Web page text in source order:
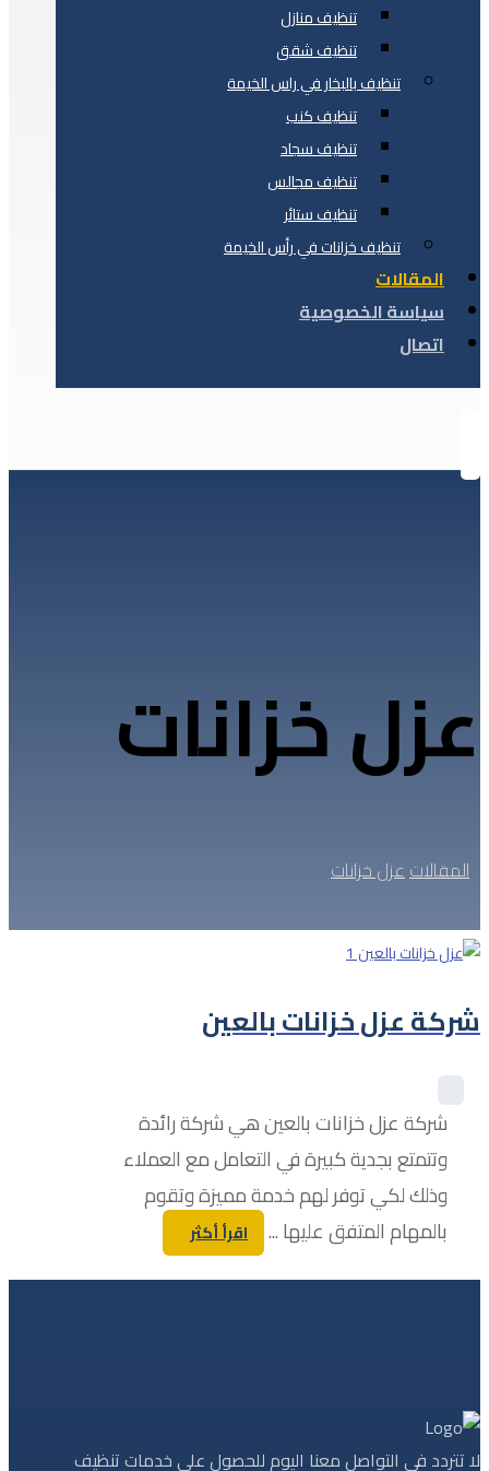
تنظيف منازل
تنظيف شقق
تنظيف بالبخار في راس الخيمة
تنظيف كنب
تنظيف سجاد
تنظيف مجالس
تنظيف ستائر
تنظيف خزانات في رأس الخيمة
المقالات
سياسة الخصوصية
اتصال
عزل خزانات
المقالاتعزل خزانات
شركة عزل خزانات بالعين
شركة عزل خزانات بالعين هي شركة رائدة
وتتمتع بجدية كبيرة في التعامل مع العملاء
وذلك لكي توفر لهم خدمة مميزة وتقوم
بالمهام المتفق عليها ...
اقرأ أكثر
لا تتردد في التواصل معنا اليوم للحصول على خدمات تنظيف